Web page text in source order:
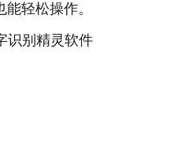
轻松操作。